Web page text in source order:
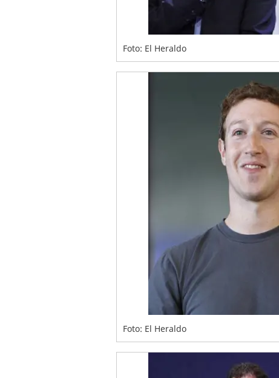
Foto: El Heraldo
Foto: El Heraldo